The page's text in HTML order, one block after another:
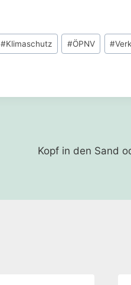
#Klimaschutz #ÖPNV #
Kopf in den Sand